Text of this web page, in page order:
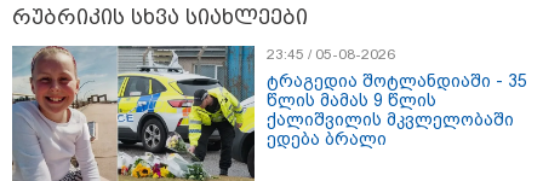
13:27 / 07-08-2026
რუბრიკის სხვა სიახლეები
23:45 / 05-08-2026
ტრაგედია შოტლანდიაში - 35
წლის მამას 9 წლის
ქალიშვილის მკვლელობაში
ედება ბრალი